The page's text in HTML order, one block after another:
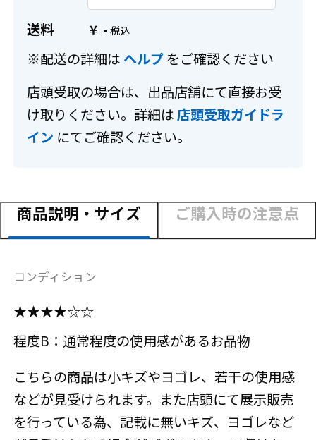
送料 ￥ -
※配送の詳細は ヘルプ をご確認ください
店頭受取の場合は、出品店舗にて直接お受
け取りください。詳細は店頭受取ガイドラ
イン にてご確認ください。
商品説明・サイズ ご購入時の注意点
コンディション
★★★★☆☆
程度B：通常程度の使用感があるお品物
こちらの商品は小キズやヨゴレ、若干の使用感
などが見受けられます。また店頭にて展示販売
を行っている為、記載に無いキズ、ヨゴレなど